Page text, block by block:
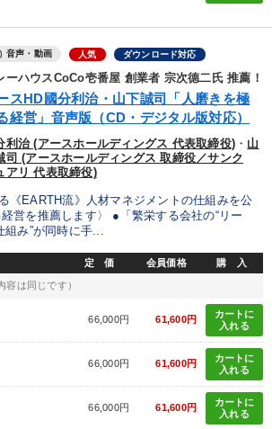
音声・動画 人気 ダウンロード対応
ーハウスCoCo壱番屋 創業者 宗次德二氏 推薦！
スHD國分利治・山下誠司「人磨きを極
経営」音声版（CD・デジタル版対応）
利治 (アースホールディングス 代表取締役) ・ 山
司 (アースホールディングス 取締役／サンク
アリ 代表取締役)
《EARTH流》人材マネジメントの仕組みを公
営を推薦します〉 ●「繁栄する会社の“リー
組み”が同時に手...
定 価 会員価格 購 入
容は同じです）
66,000円 61,600円
カートに
入れる
66,000円 61,600円
カートに
入れる
66,000円 61,600円
カートに
入れる